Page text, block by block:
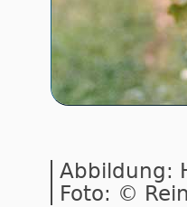
Abbildung:
Foto: ©